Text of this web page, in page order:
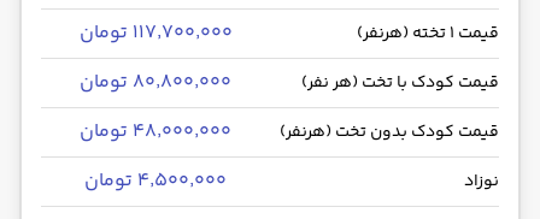
قیمت 1 تخته (هرنفر) ۱۱۷٬۷۰۰٬۰۰۰ تومان
قیمت کودک با تخت (هر نفر) ۸۰٬۸۰۰٬۰۰۰ تومان
قیمت کودک بدون تخت (هرنفر) ۴۸٬۰۰۰٬۰۰۰ تومان
نوزاد ۴٬۵۰۰٬۰۰۰ تومان